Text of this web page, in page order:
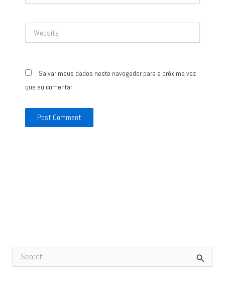
Salvar meus dados neste navegador para a próxima vez
que eu comentar.
e